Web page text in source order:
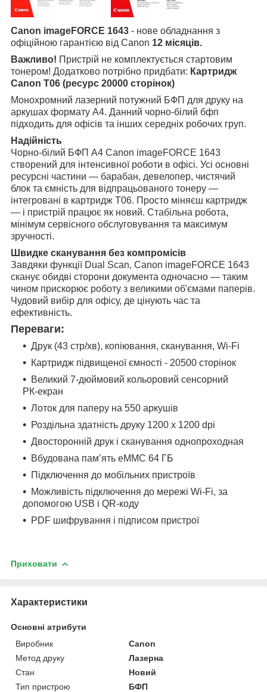
Canon imageFORCE 1643 - нове обладнання з
офіційною гарантією від Canon 12 місяців.
Важливо! Пристрій не комплектується стартовим
тонером! Додатково потрібно придбати: Картридж
Canon T06 (ресурс 20000 сторінок)
Монохромний лазерний потужний БФП для друку на
аркушах формату А4. Данний чорно-білий бфп
підходить для офісів та інших середніх робочих груп.
Надійність
Чорно-білий БФП А4 Canon imageFORCE 1643
створений для інтенсивної роботи в офісі. Усі основні
ресурсні частини — барабан, девелопер, чистячий
блок та ємність для відпрацьованого тонеру —
інтегровані в картридж T06. Просто міняєш картридж
— і пристрій працює як новий. Стабільна робота,
мінімум сервісного обслуговування та максимум
зручності.
Швидке сканування без компромiсiв
Завдяки функції Dual Scan, Canon imageFORCE 1643
сканує обидві сторони документа одночасно — таким
чином прискорює роботу з великими об'ємами паперів.
Чудовий вибір для офісу, де цінують час та
ефективність.
Переваги:
Друк (43 стр/хв), копіювання, сканування, Wi-Fi
Картридж підвищеної ємності - 20500 сторінок
Великий 7-дюймовий кольоровий сенсорний
РК-екран
Лоток для паперу на 550 аркушів
Роздільна здатність друку 1200 x 1200 dpi
Двосторонній друк і сканування однопроходная
Вбудована пам’ять eMMC 64 ГБ
Підключення до мобільних пристроїв
Можливість підключення до мережі Wi-Fi, за
допомогою USB і QR-коду
PDF шифрування і підписом пристрої
Приховати
Характеристики
Основні атрибути
Виробник
Canon
Метод друку
Лазерна
Стан
Новий
Тип пристрою
БФП